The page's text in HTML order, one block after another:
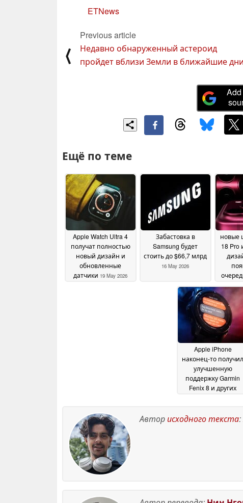
ETNews
⟨
Previous article
Недавно обнаруженный астероид
пройдет вблизи Земли в ближайшие дни
Ещё по теме
Apple Watch Ultra 4
получат полностью
новый дизайн и
обновленные
датчики 19 May 2026
Забастовка в
Samsung будет
стоить до $66,7 млрд
16 May 2026
новые
18 Pro
Apple iPhone
наконец-то получил
улучшенную
поддержку Garmin
Fenix 8 и других
Авторисходного текста: